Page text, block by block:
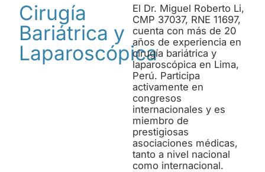
Cirugía
Bariátrica y
Laparoscópica
El Dr. Miguel Roberto Li,
CMP 37037, RNE 11697,
cuenta con más de 20
años de experiencia en
cirugía bariátrica y
laparoscópica en Lima,
Perú. Participa
activamente en
congresos
internacionales y es
miembro de
prestigiosas
asociaciones médicas,
tanto a nivel nacional
como internacional.